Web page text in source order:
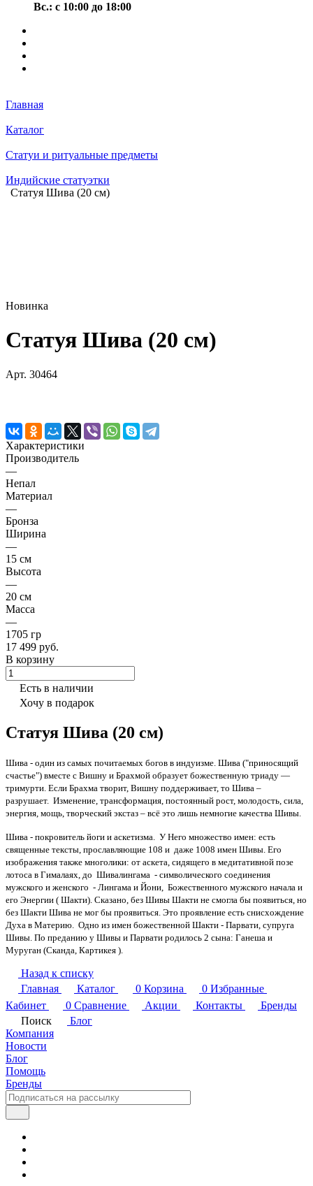
Вс.: с 10:00 до 18:00
Главная
Каталог
Статуи и ритуальные предметы
Индийские статуэтки
Статуя Шива (20 см)
Новинка
Статуя Шива (20 см)
Арт. 30464
Характеристики
Производитель
—
Непал
Материал
—
Бронза
Ширина
—
15 см
Высота
—
20 см
Масса
—
1705 гр
17 499 руб.
В корзину
Есть в наличии
Хочу в подарок
Статуя Шива (20 см)
Шива - один из самых почитаемых богов в индуизме. Шива ("приносящий
счастье") вместе с Вишну и Брахмой образует божественную триаду —
тримурти. Если Брахма творит, Вишну поддерживает, то Шива –
разрушает. Изменение, трансформация, постоянный рост, молодость, сила,
энергия, мощь, творческий экстаз – всё это лишь немногие качества Шивы.
Шива - покровитель йоги и аскетизма. У Него множество имен: есть
священные тексты, прославляющие 108 и даже 1008 имен Шивы. Его
изображения также многолики: от аскета, сидящего в медитативной позе
лотоса в Гималаях, до Шивалингама - символического соединения
мужского и женского - Лингама и Йони, Божественного мужского начала и
его Энергии ( Шакти). Сказано, без Шивы Шакти не смогла бы появиться, но
без Шакти Шива не мог бы проявиться. Это проявление есть снисхождение
Духа в Материю. Одно из имен божественной Шакти - Парвати, супруга
Шивы. По преданию у Шивы и Парвати родилось 2 сына: Ганеша и
Муруган (Сканда, Картикея ).
Назад к списку
Главная
Каталог 0 Корзина 0 Избранные
Кабинет
0 Сравнение Акции Контакты
Бренды
Поиск
Блог
Компания
Новости
Блог
Помощь
Бренды